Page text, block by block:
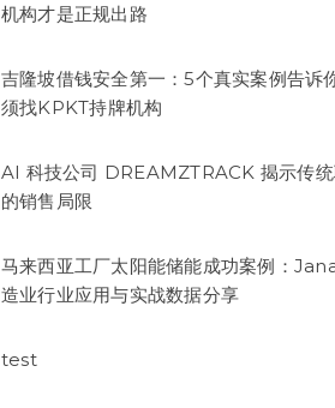
机构才是正规出路
吉隆坡借钱安全第一：5个真实案例告诉
须找KPKT持牌机构
AI 科技公司 DREAMZTRACK 揭示传统
的销售局限
马来西亚工厂太阳能储能成功案例：
造业行业应用与实战数据分享
test